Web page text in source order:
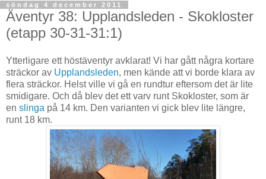
söndag 4 december 2011
Äventyr 38: Upplandsleden - Skokloster
(etapp 30-31-31:1)
Ytterligare ett höstäventyr avklarat! Vi har gått några kortare
sträckor av Upplandsleden, men kände att vi borde klara av
flera sträckor. Helst ville vi gå en rundtur eftersom det är lite
smidigare. Och då blev det ett varv runt Skokloster, som är
en slinga på 14 km. Den varianten vi gick blev lite längre,
runt 18 km.